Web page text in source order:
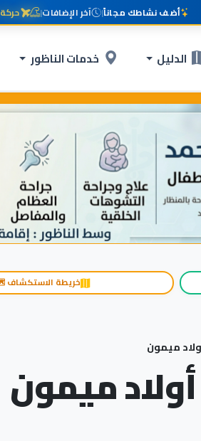
أضف نشاطك مجاناً| آخر الإضافات|
الدليل خدمات الناظور
خريطة
ميمون
ميمون